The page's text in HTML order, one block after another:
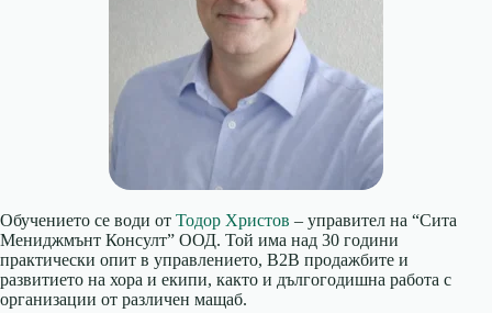
Обучението се води от Тодор Христов – управител на “Сита
Мениджмънт Консулт” ООД. Той има над 30 години
практически опит в управлението, B2B продажбите и
развитието на хора и екипи, както и дългогодишна работа с
организации от различен мащаб.